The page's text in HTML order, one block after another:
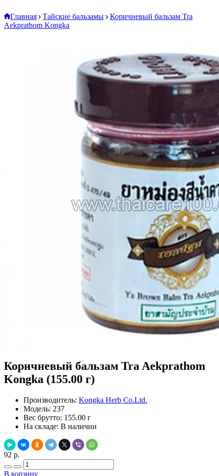
Главная Тайские бальзамы
Коричневый бальзам Tra
Aekprathom Kongka
Коричневый бальзам Tra Aekprathom
Kongka (155.00 г)
Производитель: Kongka Herb Co.Ltd.
Модель: 237
Вес брутто: 155.00 г
На складе: В наличии
92 р.
В корзину